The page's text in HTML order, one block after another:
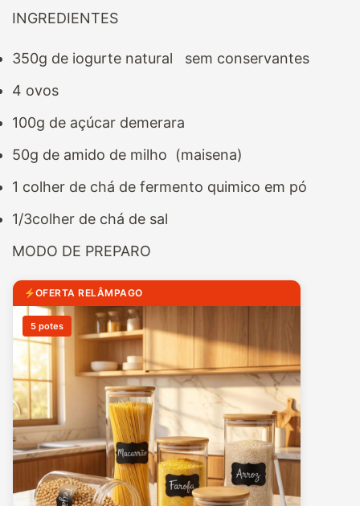
INGREDIENTES
350g de iogurte natural sem conservantes
4 ovos
100g de açúcar demerara
50g de amido de milho (maisena)
1 colher de chá de fermento quimico em pó
1/3colher de chá de sal
MODO DE PREPARO
OFERTA RELÂMPAGO
5 potes